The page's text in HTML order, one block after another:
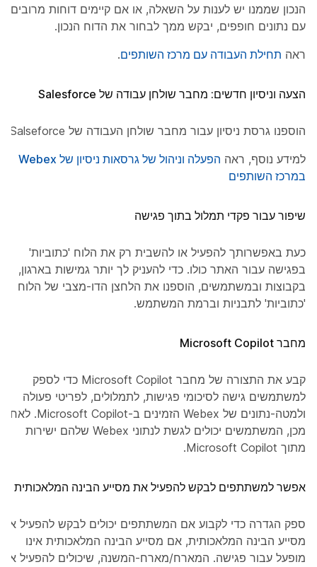
הנכון שממנו יש לענות על השאלה, או אם קיימים דוחות מרובים
עם נתונים חופפים, יבקש ממך לבחור את הדוח הנכון.
ראה תחילת העבודה עם מרכז השותפים.
הצעה וניסיון חדשים: מחבר שולחן עבודה של Salesforce
הוספנו גרסת ניסיון עבור מחבר שולחן העבודה של Salseforce
למידע נוסף, ראה
הפעלה וניהול של גרסאות ניסיון של Webex
במרכז השותפים
שיפור עבור פקדי תמלול בתוך פגישה
כעת באפשרותך להפעיל או להשבית רק את הלוח 'כתוביות'
בפגישה עבור האתר כולו. כדי להעניק לך יותר גמישות בארגון,
בקבוצות ובמשתמשים, הוספנו את הלחצן הדו-מצבי של הלוח
'כתוביות' לתבניות וברמת המשתמש.
מחבר Microsoft Copilot
קבע את התצורה של מחבר Microsoft Copilot כדי לספק
למשתמשים גישה לסיכומי פגישות, לתמלולים, לפריטי פעולה
ולמטה-נתונים של Webex הזמינים ב-Microsoft Copilot. לאחר
מכן, המשתמשים יכולים לגשת לנתוני Webex שלהם ישירות
מתוך Microsoft Copilot.
אפשר למשתתפים לבקש להפעיל את מסייע הבינה המלאכותית
ספק הגדרה כדי לקבוע אם המשתתפים יכולים לבקש להפעיל את
מסייע הבינה המלאכותית, אם מסייע הבינה המלאכותית אינו
מופעל עבור פגישה. המארח/מארח-המשנה, שיכולים להפעיל את